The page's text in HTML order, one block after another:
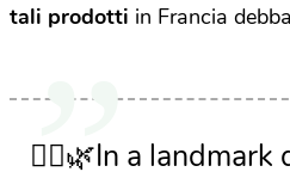
tali prodotti in Francia
🧑‍⚖️🌿In a landmark